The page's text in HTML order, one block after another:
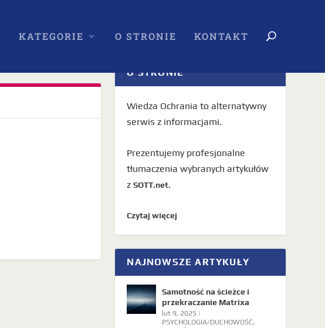
KATEGORIE O STRONIE KONTAKT
O STRONIE
Wiedza Ochrania to alternatywny
serwis z informacjami.
Prezentujemy profesjonalne
tłumaczenia wybranych artykułów
zSOTT.net.
Czytaj więcej
NAJNOWSZE ARTYKUŁY
Samotność na ścieżce i
przekraczanie Matrixa
lut 9, 2025 |
PSYCHOLOGIA/DUCHOWOŚĆ,